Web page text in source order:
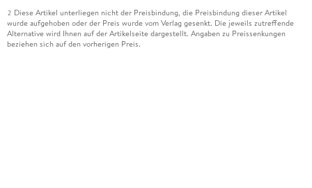
2 Diese Artikel unterliegen nicht der Preisbindung, die Preisbindung dieser Artikel
wurde aufgehoben oder der Preis wurde vom Verlag gesenkt. Die jeweils zutreffende
Alternative wird Ihnen auf der Artikelseite dargestellt. Angaben zu Preissenkungen
beziehen sich auf den vorherigen Preis.